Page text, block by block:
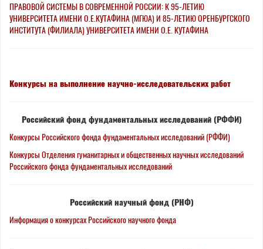
ПРАВОВОЙ СИСТЕМЫ В СОВРЕМЕННОЙ РОССИИ: К 95-ЛЕТИЮ
УНИВЕРСИТЕТА ИМЕНИ О.Е.КУТАФИНА (МГЮА) И 85-ЛЕТИЮ ОРЕНБУРГСКОГО
ИНСТИТУТА (ФИЛИАЛА) УНИВЕРСИТЕТА ИМЕНИ О.Е. КУТАФИНА
Конкурсы на выполнение научно-исследовательских работ
Российский фонд фундаментальных исследований (РФФИ)
Конкурсы Российского фонда фундаментальных исследований (РФФИ)
Конкурсы Отделения гуманитарных и общественных научных исследований
Российского фонда фундаментальных исследований
Российский научный фонд (РНФ)
Информация о конкурсах Российского научного фонда